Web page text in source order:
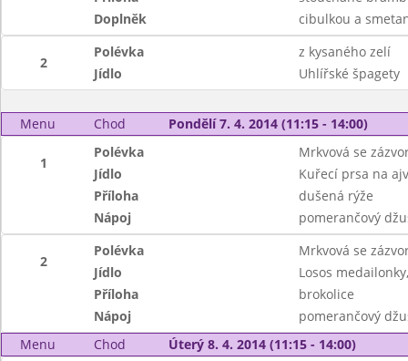
Doplněk
cibulkou a
2
Polévka
z kysaného zelí
Jídlo
Uhlířské špagety
Menu Chod Pondělí 7. 4. 2014 (11:15 - 14:00)
1
Polévka
Mrkvová se
Jídlo
Kuřecí prsa na
Příloha
dušená rýže
Nápoj
pomerančový
2
Polévka
Mrkvová se
Jídlo
Losos
Příloha
brokolice
Nápoj
pomerančový
Menu
Chod Úterý 8. 4. 2014 (11:15 - 14:00)